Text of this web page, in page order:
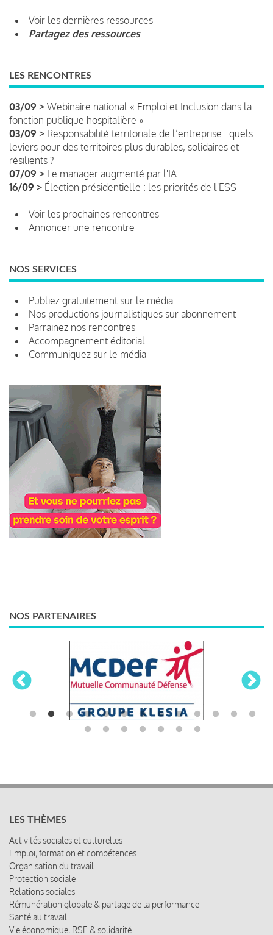
Voir les dernières ressources
Partagez des ressources
LES RENCONTRES
03/09 > Webinaire national « Emploi et Inclusion dans la
fonction publique hospitalière »
03/09 > Responsabilité territoriale de l’entreprise : quels
leviers pour des territoires plus durables, solidaires et
résilients ?
07/09 > Le manager augmenté par l'IA
16/09 > Élection présidentielle : les priorités de l'ESS
Voir les prochaines rencontres
Annoncer une rencontre
NOS SERVICES
Publiez gratuitement sur le média
Nos productions journalistiques sur abonnement
Parrainez nos rencontres
Accompagnement éditorial
Communiquez sur le média
NOS PARTENAIRES
LES THÈMES
Activités sociales et culturelles
Emploi, formation et compétences
Organisation du travail
Protection sociale
Relations sociales
Rémunération globale & partage de la performance
Santé au travail
Vie économique, RSE & solidarité